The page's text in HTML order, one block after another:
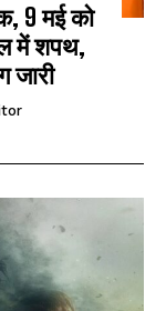
9 मई को
में शपथ,
जारी